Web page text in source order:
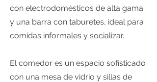
con electrodomésticos de alta gama
y una barra con taburetes, ideal para
comidas informales y socializar.
El comedor es un espacio sofisticado
con una mesa de vidrio y sillas de